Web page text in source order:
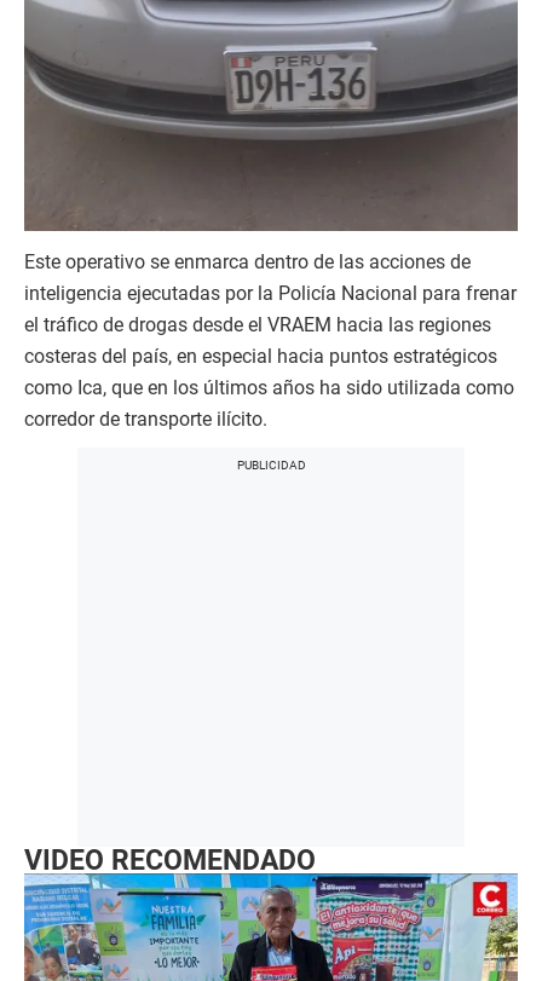
Este operativo se enmarca dentro de las acciones de
inteligencia ejecutadas por la Policía Nacional para frenar
el tráfico de drogas desde el VRAEM hacia las regiones
costeras del país, en especial hacia puntos estratégicos
como Ica, que en los últimos años ha sido utilizada como
corredor de transporte ilícito.
VIDEO RECOMENDADO